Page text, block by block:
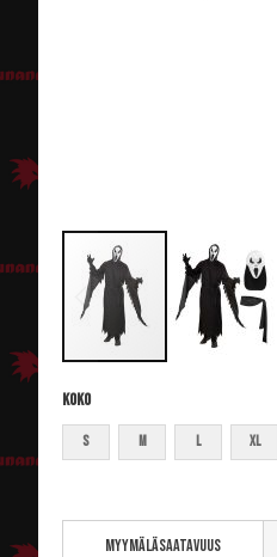
Koko
S M L XL
to
Myymäläsaatavuus